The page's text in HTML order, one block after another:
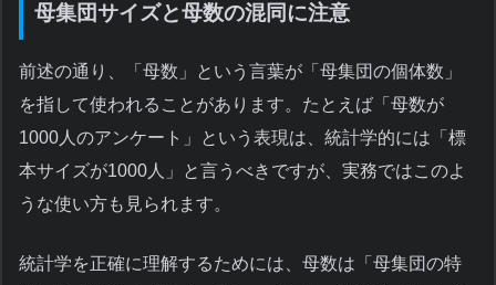
母集団サイズと母数の混同に注意
前述の通り、「母数」という言葉が「母集団の個体数」
を指して使われることがあります。たとえば「母数が
1000人のアンケート」という表現は、統計学的には「標
本サイズが1000人」と言うべきですが、実務ではこのよ
うな使い方も見られます。
統計学を正確に理解するためには、母数は「母集団の特